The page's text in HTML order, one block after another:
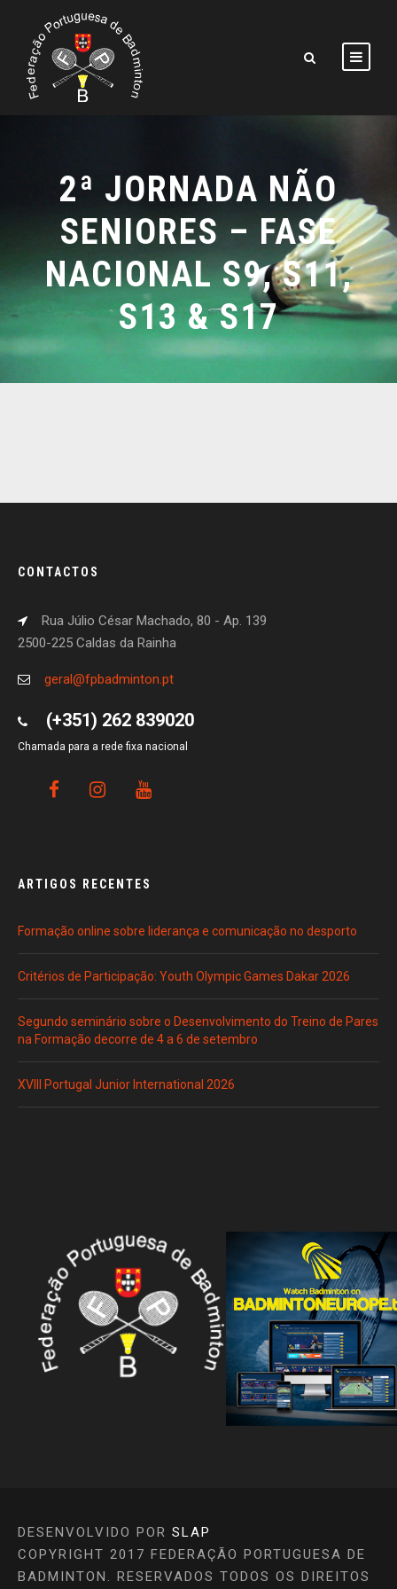
2ª JORNADA NÃO
SENIORES – FASE
NACIONAL S9, S11,
S13 & S17
CONTACTOS
Rua Júlio César Machado, 80 - Ap. 139
2500-225 Caldas da Rainha
geral@fpbadminton.pt
(+351) 262 839020
Chamada para a rede fixa nacional
ARTIGOS RECENTES
Formação online sobre liderança e comunicação no desporto
Critérios de Participação: Youth Olympic Games Dakar 2026
Segundo seminário sobre o Desenvolvimento do Treino de Pares
na Formação decorre de 4 a 6 de setembro
XVIII Portugal Junior International 2026
DESENVOLVIDO POR SLAP
COPYRIGHT 2017 FEDERAÇÃO PORTUGUESA DE
BADMINTON. RESERVADOS TODOS OS DIREITOS